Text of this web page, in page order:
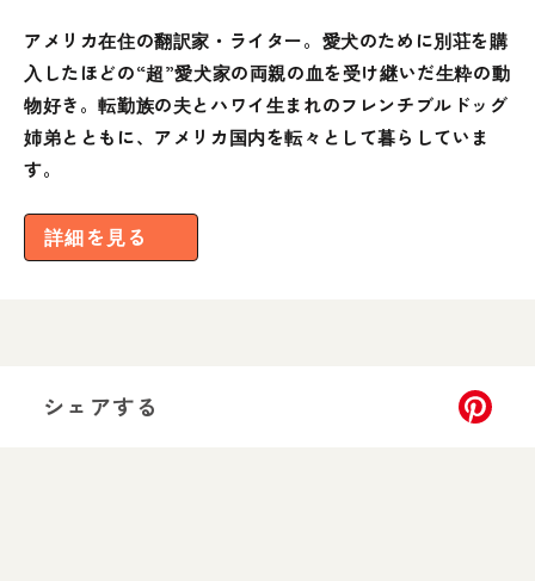
アメリカ在住の翻訳家・ライター。愛犬のために別荘を購
入したほどの“超”愛犬家の両親の血を受け継いだ生粋の動
物好き。転勤族の夫とハワイ生まれのフレンチブルドッグ
姉弟とともに、アメリカ国内を転々として暮らしていま
す。
詳細を見る
シェアする